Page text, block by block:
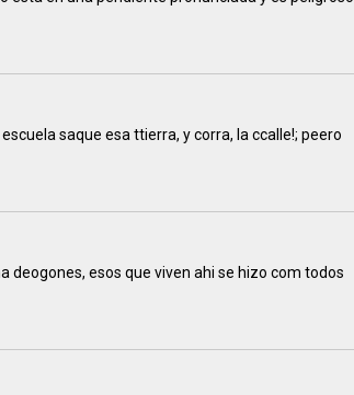
saque esa ttierra, y corra, la ccalle!; peero
deogones, esos que viven ahi se hizo com todos